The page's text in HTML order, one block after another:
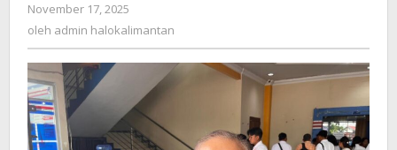
November 17, 2025
admin
oleh admin halokalimantan